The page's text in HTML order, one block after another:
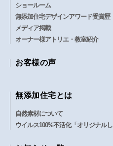
ショールーム
無添加住宅デザインアワード受賞歴
メディア掲載
オーナー様アトリエ・教室紹介
お客様の声
無添加住宅とは
自然素材について
ウイルス100%不活化「オリジナル